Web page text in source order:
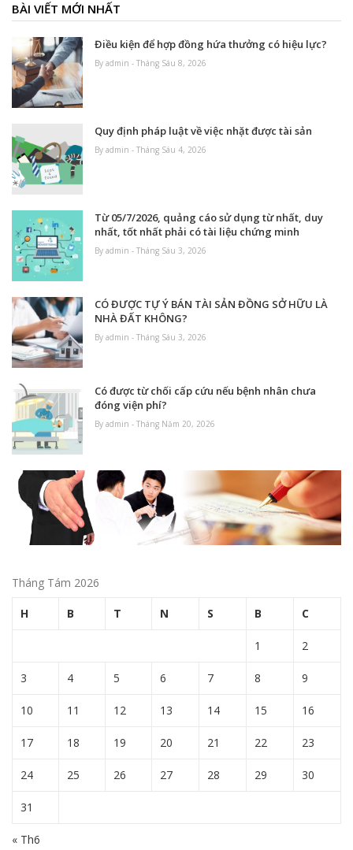
BÀI VIẾT MỚI NHẤT
Điều kiện để hợp đồng hứa thưởng có hiệu lực?
By admin - Tháng Sáu 8, 2026
Quy định pháp luật về việc nhặt được tài sản
By admin - Tháng Sáu 4, 2026
Từ 05/7/2026, quảng cáo sử dụng từ nhất, duy
nhất, tốt nhất phải có tài liệu chứng minh
By admin - Tháng Sáu 3, 2026
CÓ ĐƯỢC TỰ Ý BÁN TÀI SẢN ĐỒNG SỞ HỮU LÀ
NHÀ ĐẤT KHÔNG?
By admin - Tháng Sáu 3, 2026
Có được từ chối cấp cứu nếu bệnh nhân chưa
đóng viện phí?
By admin - Tháng Năm 20, 2026
Tháng Tám 2026
H B T N S B C
1 2
3 4 5 6 7 8 9
10 11 12 13 14 15 16
17 18 19 20 21 22 23
24 25 26 27 28 29 30
31
« Th6